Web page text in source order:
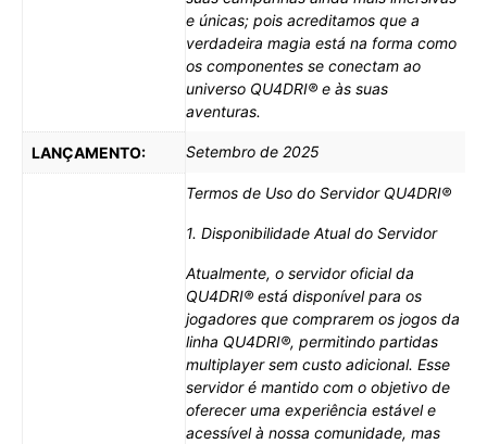
e únicas; pois acreditamos que a
verdadeira magia está na forma como
os componentes se conectam ao
universo QU4DRI® e às suas
aventuras.
LANÇAMENTO: Setembro de 2025
Termos de Uso do Servidor QU4DRI®
1. Disponibilidade Atual do Servidor
Atualmente, o servidor oficial da
QU4DRI® está disponível para os
jogadores que comprarem os jogos da
linha QU4DRI®, permitindo partidas
multiplayer sem custo adicional. Esse
servidor é mantido com o objetivo de
oferecer uma experiência estável e
acessível à nossa comunidade, mas